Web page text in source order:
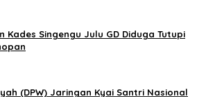
Kades Singengu Julu GD Diduga Tutupi
(DPW) Jaringan Kyai Santri Nasional